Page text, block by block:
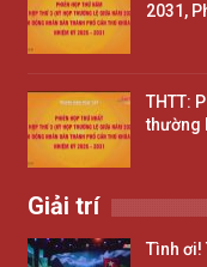
2031,
THTT:
thường
Giải trí
Tình ơi!